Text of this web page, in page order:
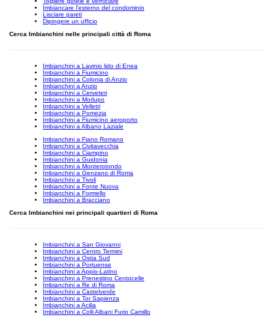
Imbiancare l'esterno del condominio
Lisciare pareti
Dipingere un ufficio
Cerca Imbianchini nelle principali città di Roma
Imbianchini a Lavinio lido di Enea
Imbianchini a Fiumicino
Imbianchini a Colonia di Anzio
Imbianchini a Anzio
Imbianchini a Cerveteri
Imbianchini a Morlupo
Imbianchini a Velletri
Imbianchini a Pomezia
Imbianchini a Fiumicino aeroporto
Imbianchini a Albano Laziale
Imbianchini a Fiano Romano
Imbianchini a Civitavecchia
Imbianchini a Ciampino
Imbianchini a Guidonia
Imbianchini a Monterotondo
Imbianchini a Genzano di Roma
Imbianchini a Tivoli
Imbianchini a Fonte Nuova
Imbianchini a Formello
Imbianchini a Bracciano
Cerca Imbianchini nei principali quartieri di Roma
Imbianchini a San Giovanni
Imbianchini a Centro Termini
Imbianchini a Ostia Sud
Imbianchini a Portuense
Imbianchini a Appio-Latino
Imbianchini a Prenestino Centocelle
Imbianchini a Re di Roma
Imbianchini a Castelverde
Imbianchini a Tor Sapienza
Imbianchini a Acilia
Imbianchini a Colli Albani Furio Camillo